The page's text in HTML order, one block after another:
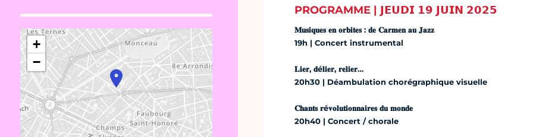
+
−
PROGRAMME | 𝗝𝗘𝗨𝗗𝗜 𝟭𝟵 𝗝𝗨𝗜𝗡 𝟮𝟬𝟮𝟱
𝐌𝐮𝐬𝐢𝐪𝐮𝐞𝐬 𝐞𝐧 𝐨𝐫𝐛𝐢𝐭𝐞𝐬 : 𝐝𝐞 𝐂𝐚𝐫𝐦𝐞𝐧 𝐚𝐮 𝐉𝐚𝐳𝐳
19h | Concert instrumental
𝐋𝐢𝐞𝐫, 𝐝é𝐥𝐢𝐞𝐫, 𝐫𝐞𝐥𝐢𝐞𝐫…
20h30 | Déambulation chorégraphique visuelle
𝐂𝐡𝐚𝐧𝐭𝐬 𝐫é𝐯𝐨𝐥𝐮𝐭𝐢𝐨𝐧𝐧𝐚𝐢𝐫𝐞𝐬 𝐝𝐮 𝐦𝐨𝐧𝐝𝐞
20h40 | Concert / chorale